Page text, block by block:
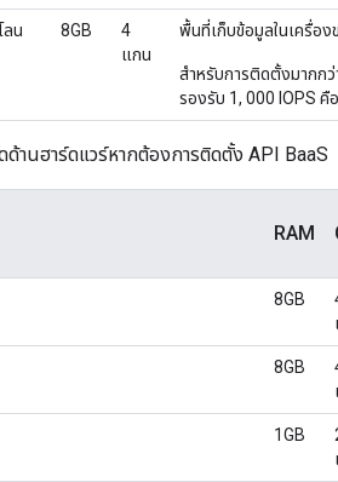
น 8GB
4
แกน
พื้นที่เก็บข้อมูลในเครื่อง
สำหรับการติดตั้งมากก
รองรับ 1, 000 IOPS คื
านฮาร์ดแวร์หากต้องการติดตั้ง API BaaS
RAM
8GB
8GB
1GB